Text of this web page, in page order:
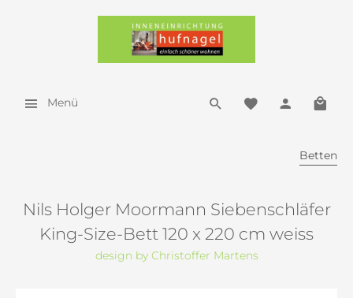
Menü
Betten
Nils Holger Moormann Siebenschläfer
King-Size-Bett 120 x 220 cm weiss
design by Christoffer Martens